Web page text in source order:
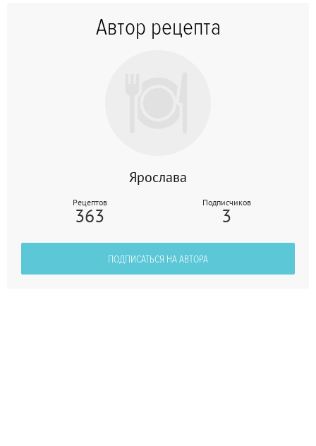
Автор рецепта
Ярослава
Рецептов
363
Подписчиков
3
ПОДПИСАТЬСЯ НА АВТОРА